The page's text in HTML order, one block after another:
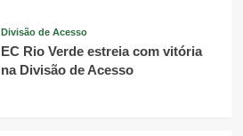
Divisão de Acesso
EC Rio Verde estreia com vitória
na Divisão de Acesso